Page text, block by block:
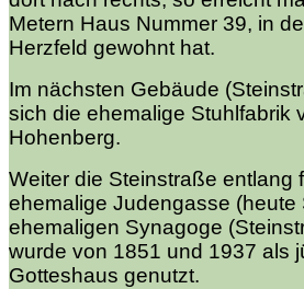
Metern Haus Nummer 39, in
Herzfeld gewohnt hat.
Im nächsten Gebäude
sich die ehemalige Stuhlfabrik
Hohenberg.
Weiter die Steinstraße entlang
ehemalige Judengasse (heute
ehemaligen Synagoge
wurde von 1851 und 1937 als
Gotteshaus genutzt.